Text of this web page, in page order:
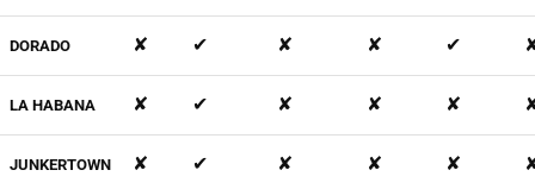
DORADO ✘ ✔ ✘ ✘ ✔
LA HABANA ✘ ✔ ✘ ✘ ✘
JUNKERTOWN ✘ ✔ ✘ ✘ ✘